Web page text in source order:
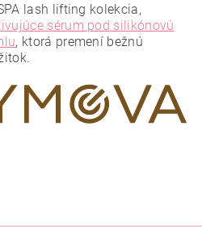
lash lifting kolekcia,
sérum pod silikónovú
, ktorá premení bežnú